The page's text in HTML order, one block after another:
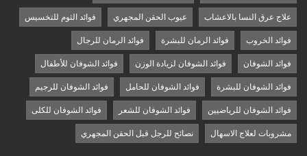
علاج عرق النسا بالاعشاب عيوب الحقن المجهري فوائد الثوم للتخسيس
فوائد الخروب فوائد الرمان للبشرة فوائد الرمان للرجال
فوائد الشوفان فوائد الشوفان لزيادة الوزن فوائد الشوفان للأطفال
فوائد الشوفان للبشرة فوائد الشوفان للحامل فوائد الشوفان للرجيم
فوائد الشوفان للرياضيين فوائد الشوفان للشعر فوائد الشوفان للكلى
مشروبات لعلاج الاسهال نصائح للرجل قبل الحقن المجهري